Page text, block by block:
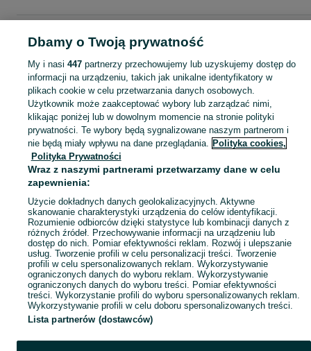
Akcesoria do spania - Zachodniopomorskie
Akcesoria do spania - Stargard
KATEGORIA
Karuzele do łóżeczka, ochraniacze, śpiworki i inne akcesoria do spania dla niemowląt, nowe i używane. Zobacz ogłoszenia na OLX.pl. Zobacz
Mapa kategorii
Mapa miejscowości
Mapa ministron
Popularne wyszukiwania
Dbamy o Twoją prywatność
My i nasi 447partnerzy przechowujemy lub uzyskujemy dostęp do
informacji na urządzeniu, takich jak unikalne identyfikatory w
plikach cookie w celu przetwarzania danych osobowych.
Użytkownik może zaakceptować wybory lub zarządzać nimi,
klikając poniżej lub w dowolnym momencie na stronie polityki
prywatności. Te wybory będą sygnalizowane naszym partnerom i
nie będą miały wpływu na dane przeglądania. Polityka cookies,
Polityka Prywatności
Wraz z naszymi partnerami przetwarzamy dane w celu
zapewnienia:
Użycie dokładnych danych geolokalizacyjnych. Aktywne
skanowanie charakterystyki urządzenia do celów identyfikacji.
Rozumienie odbiorców dzięki statystyce lub kombinacji danych z
różnych źródeł. Przechowywanie informacji na urządzeniu lub
dostęp do nich. Pomiar efektywności reklam. Rozwój i ulepszanie
usług. Tworzenie profili w celu personalizacji treści. Tworzenie
profili w celu spersonalizowanych reklam. Wykorzystywanie
ograniczonych danych do wyboru reklam. Wykorzystywanie
ograniczonych danych do wyboru treści. Pomiar efektywności
treści. Wykorzystanie profili do wyboru spersonalizowanych reklam.
Wykorzystywanie profili w celu doboru spersonalizowanych treści.
Lista partnerów (dostawców)